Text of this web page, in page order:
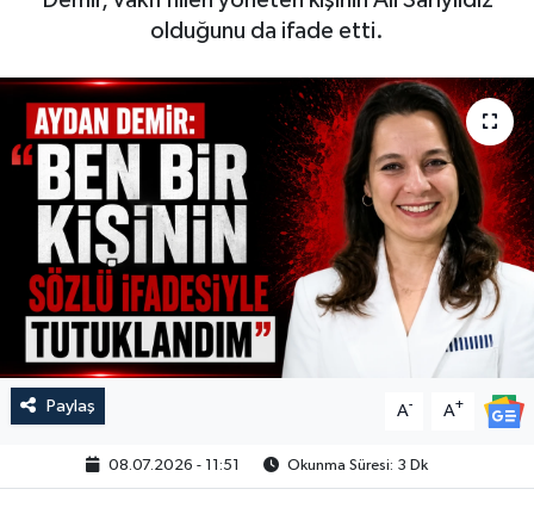
olduğunu da ifade etti.
Paylaş A- A+
08.07.2026 - 11:51 Okunma Süresi: 3 Dk